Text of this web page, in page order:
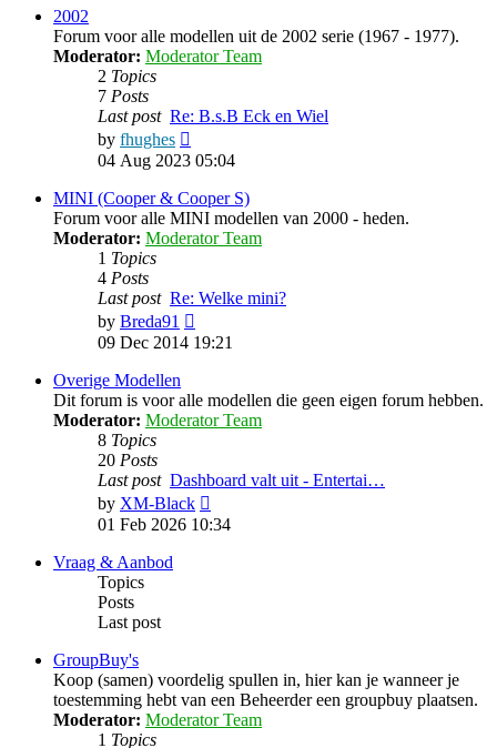
2002
Forum voor alle modellen uit de 2002 serie (1967 - 1977).
Moderator: Moderator Team
2 Topics
7 Posts
Last post Re: B.s.B Eck en Wiel
by fhughes
the
post
04 Aug 2023 05:04
MINI (Cooper & Cooper S)
Forum voor alle MINI modellen van 2000 - heden.
Moderator: Moderator Team
1 Topics
4 Posts
Last post Re: Welke mini?
by Breda91
the
09 Dec 2014 19:21
Overige Modellen
Dit forum is voor alle modellen die geen eigen forum hebben.
Moderator: Moderator Team
8 Topics
20 Posts
Last post Dashboard valt uit - Entertai…
by XM-Black
the
01 Feb 2026 10:34
Vraag & Aanbod
Topics
Posts
Last post
GroupBuy's
Koop (samen) voordelig spullen in, hier kan je wanneer je
toestemming hebt van een Beheerder een groupbuy plaatsen.
Moderator: Moderator Team
1 Topics